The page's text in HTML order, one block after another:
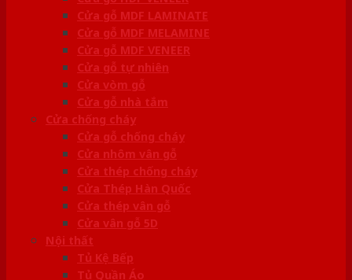
Cửa gỗ MDF LAMINATE
Cửa gỗ MDF MELAMINE
Cửa gỗ MDF VENEER
Cửa gỗ tự nhiên
Cửa vòm gỗ
Cửa gỗ nhà tắm
Cửa chống cháy
Cửa gỗ chống cháy
Cửa nhôm vân gỗ
Cửa thép chống cháy
Cửa Thép Hàn Quốc
Cửa thép vân gỗ
Cửa vân gỗ 5D
Nội thất
Tủ Kệ Bếp
Tủ Quần Áo